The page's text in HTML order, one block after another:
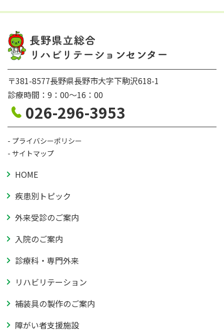
〒381-8577長野県長野市大字下駒沢618-1
診療時間：9：00〜16：00
026-296-3953
プライバシーポリシー
サイトマップ
HOME
疾患別トピック
外来受診のご案内
入院のご案内
診療科・専門外来
リハビリテーション
補装具の製作のご案内
障がい者支援施設